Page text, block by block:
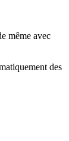
même avec
des